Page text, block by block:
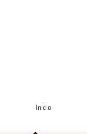
Inicio